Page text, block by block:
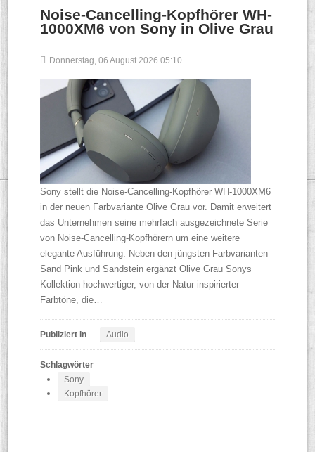
Noise-Cancelling-Kopfhörer WH-
1000XM6 von Sony in Olive Grau
Donnerstag, 06 August 2026 05:10
Sony stellt die Noise-Cancelling-Kopfhörer WH-1000XM6
in der neuen Farbvariante Olive Grau vor. Damit erweitert
das Unternehmen seine mehrfach ausgezeichnete Serie
von Noise-Cancelling-Kopfhörern um eine weitere
elegante Ausführung. Neben den jüngsten Farbvarianten
Sand Pink und Sandstein ergänzt Olive Grau Sonys
Kollektion hochwertiger, von der Natur inspirierter
Farbtöne, die…
Publiziert in Audio
Schlagwörter
Sony
Kopfhörer